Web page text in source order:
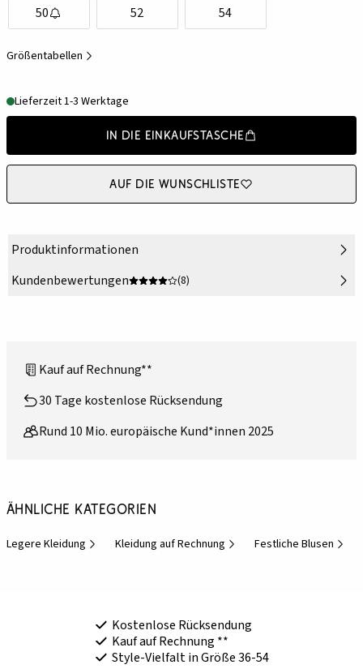
50 52 54
Größentabellen
Lieferzeit 1-3 Werktage
In die Einkaufstasche
Auf die Wunschliste
Produktinformationen
Kundenbewertungen
(8)
Kauf auf Rechnung**
30 Tage kostenlose Rücksendung
Rund 10 Mio. europäische Kund*innen 2025
Ähnliche Kategorien
Legere Kleidung Kleidung auf Rechnung Festliche Blusen
Kostenlose Rücksendung
Kauf auf Rechnung **
Style-Vielfalt in Größe 36-54